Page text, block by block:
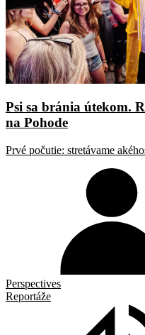
Psi sa bránia útekom.
na Pohode
Prvé počutie: stretávame
Perspectives
Reportáže